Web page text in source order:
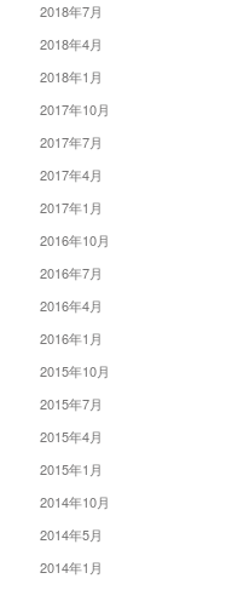
2018年7月
2018年4月
2018年1月
2017年10月
2017年7月
2017年4月
2017年1月
2016年10月
2016年7月
2016年4月
2016年1月
2015年10月
2015年7月
2015年4月
2015年1月
2014年10月
2014年5月
2014年1月